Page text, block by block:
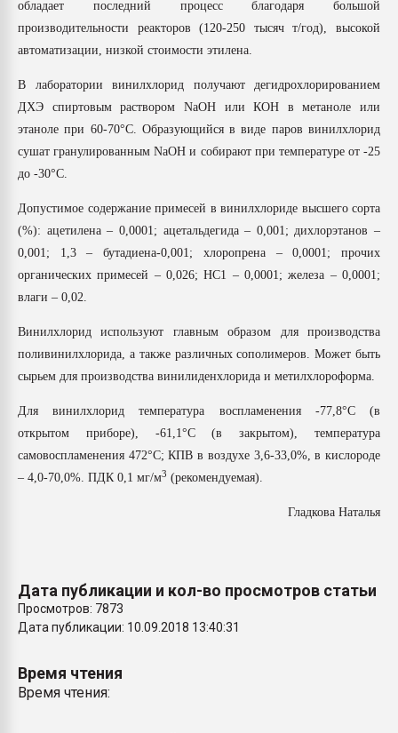
обладает последний процесс благодаря большой
производительности реакторов (120-250 тысяч т/год), высокой
автоматизации, низкой стоимости этилена.
В лаборатории винилхлорид получают дегидрохлорированием
ДХЭ спиртовым раствором NaOH или КОН в метаноле или
этаноле при 60-70°С. Образующийся в виде паров винилхлорид
сушат гранулированным NaOH и собирают при температуре от -25
до -30°С.
Допустимое содержание примесей в винилхлориде высшего сорта
(%): ацетилена – 0,0001; ацетальдегида – 0,001; дихлорэтанов –
0,001; 1,3 – бутадиена-0,001; хлоропрена – 0,0001; прочих
органических примесей – 0,026; НС1 – 0,0001; железа – 0,0001;
влаги – 0,02.
Винилхлорид используют главным образом для производства
поливинилхлорида, а также различных сополимеров. Может быть
сырьем для производства винилиденхлорида и метилхлороформа.
Для винилхлорид температура воспламенения -77,8°С (в
открытом приборе), -61,1°С (в закрытом), температура
самовоспламенения 472°С; КПВ в воздухе 3,6-33,0%, в кислороде
– 4,0-70,0%. ПДК 0,1 мг/м3 (рекомендуемая).
Гладкова Наталья
Дата публикации и кол-во просмотров статьи
Просмотров: 7873
Дата публикации: 10.09.2018 13:40:31
Время чтения
Время чтения: